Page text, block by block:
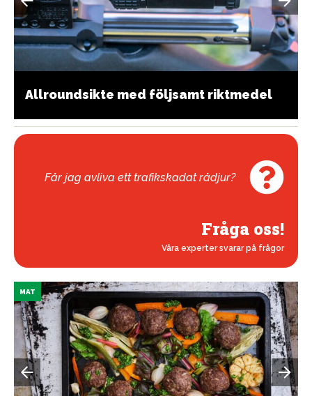
Allroundsikte med följsamt riktmedel
Får jag avliva ett trafikskadat rådjur?
Fråga oss!
Våra experter svarar på frågor
MAT